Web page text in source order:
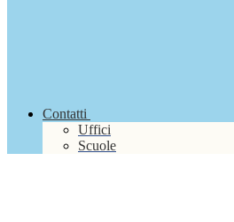
Contatti
Uffici
Scuole